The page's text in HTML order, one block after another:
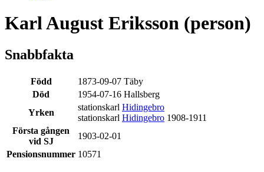
Karl August Eriksson (person)
Snabbfakta
Född
1873-09-07 Täby
Död
1954-07-16 Hallsberg
Yrken
stationskarl Hidingebro
stationskarl Hidingebro 1908-1911
Första gången
vid SJ
1903-02-01
Pensionsnummer 10571